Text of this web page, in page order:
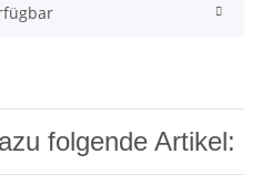
folgende Artikel: